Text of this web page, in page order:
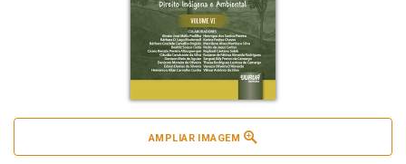
AMPLIAR IMAGEM